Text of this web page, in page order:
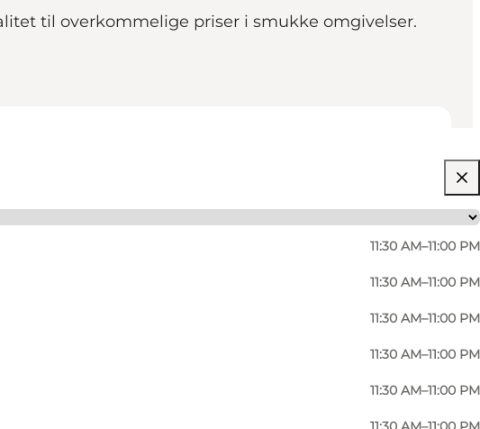
til overkommelige priser i smukke omgivelser.
11:30 AM–11:00 PM
11:30 AM–11:00 PM
11:30 AM–11:00 PM
11:30 AM–11:00 PM
11:30 AM–11:00 PM